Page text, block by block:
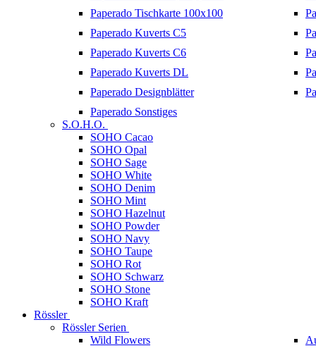
Paperado Tischkarte 100x100
Paperado Kuverts C5
Paperado Kuverts C6
Paperado Kuverts DL
Paperado Designblätter
Paperado Sonstiges
S.O.H.O.
SOHO Cacao
SOHO Opal
SOHO Sage
SOHO White
SOHO Denim
SOHO Mint
SOHO Hazelnut
SOHO Powder
SOHO Navy
SOHO Taupe
SOHO Rot
SOHO Schwarz
SOHO Stone
SOHO Kraft
Rössler
Rössler Serien
Wild Flowers